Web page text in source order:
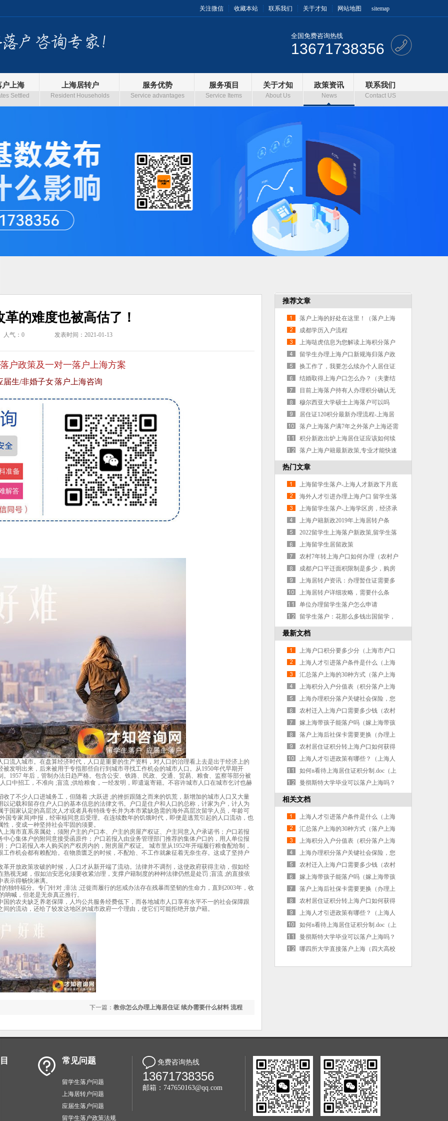
关注微信 收藏本站 联系我们 关于才知 网站地图 sitemap
全国免费咨询热线
13671738356
户上海
Settled
上海居转户
Resident Households
服务优势
Service advantages
服务项目
Service Items
关于才知
About Us
政策资讯
News
联系我们
Contact US
的难度也被高估了！
人气： 0 发表时间：2021-01-13
户政策及一对一落户上海方案
届生/非婚子女 落户上海咨询
流入城市。在盘算经济时代，人口是重要的生产资料，对人口的治理看上去是出于经济上的
明出来，后来被用于专指那些自行到城市寻找工作机会的城市人口。从1950年代早期开
1957 年后，管制办法日趋严格。包含公安、铁路、民政、交通、贸易、粮食、监察等部分被
口中招工，不准向 ;盲流 ;供给粮食，一经发明，即遣返寄籍。不容许城市人口在城市乞讨也赫
了不少人口进城务工，但随着 ;大跃进 ;的挫折跟随之而来的饥荒，新增加的城市人口又大量
记载和留存住户人口的基本信息的法律文书。户口是住户和人口的总称，计家为户，计人为
国家认定的高层次人才或者具有特殊专长并为本市紧缺急需的海外高层次留学人员，年龄可
专家局)申报，经审核同意后受理。在连续数年的饥饿时代，即便是逃荒引起的人口流动，也
，变成一种坚持社会牢固的须要。
海市直系亲属处，须附户主的户口本、户主的房屋产权证、户主同意入户承诺书；户口若报
心集体户的附同意接受函原件；户口若报入由业务管理部门推荐的集体户口的，用人单位报
户口若报入本人购买的产权房内的，附房屋产权证。 城市里从1952年开端履行粮食配给制，
作机会都有赖配给。在物质匮乏的时候，不配给、不工作就象征着无奈生存。这成了坚持户
开放政策攻破的时候，人口才从新开端了流动。法律并不调剂，这使政府获得主动，假如经
视无睹，假如治安恶化须要收紧治理，支撑户籍制度的种种法律仍然是处罚 ;盲流 ;的直接依
示得畅快淋漓。
独特福分。专门针对 ;非法 ;迁徙而履行的惩戒办法存在残暴而坚韧的生命力，直到2003年，收
喊，但老是无奈真正推行。
的农夫缺乏养老保障，人均公共服务经费低下，而各地城市人口享有水平不一的社会保障跟
的流动，还给了较发达地区的城市政府一个理由，使它们可能拒绝开放户籍。
下一篇： 教你怎么办理上海居住证 续办需要什么材料 流程
推荐文章
落户上海的好处在这里！（落户上海
的坏处）
成都学历入户流程
上海哒虎信息为您解读上海积分落户
评分标准（上海落户2026积分落户）
留学生办理上海户口新规海归落户政
策
换工作了，我要怎么续办个人居住证
积分？（换工作了工作居住证可以延
期嘛）
结婚取得上海户口怎么办？（夫妻结
婚上海户口怎么获得）
目前上海落户持有人办理积分确认无
需现场提交书面材料
穆尔西亚大学硕士上海落户可以吗
（穆尔西呀大学）
居住证120积分最新办理流程-上海居
住证办理
落户上海落户满7年之外落户上海还需
要哪些条件？
积分新政出炉上海居住证应该如何续
办具体条件和办理流程及攻
落户上海户籍最新政策,专业才能快速
落户上海户籍
热门文章
上海留学生落户-上海人才新政下月底
公布 居住证最快两
海外人才引进办理上海户口 留学生落
户上海2018
上海留学生落户-上海学区房，经济承
受不了怎么办？
上海户籍新政2019年上海居转户条
件，最全解读在这里！
2022留学生上海落户新政策,留学生落
户上海看这里！
上海留学生居留政策
农村7年转上海户口如何办理（农村户
口转到上海）
成都户口平迁面积限制是多少，购房
入户条件是什么
上海居转户资讯：办理暂住证需要多
长时间？照片格式要求是什么？
上海居转户详细攻略，需要什么条
件？如何准备材料？
单位办理留学生落户怎么申请
留学生落户：花那么多钱出国留学，
为什么外语还是一塌糊涂
最新文档
上海户口积分要多少分（上海市户口
积分政策）
上海人才引进落户条件是什么（上海
人才引进落户条件是什么样的）
汇总落户上海的30种方式（落户上海
的三种方案）
上海积分入户分值表（积分落户上海
积分表）
上海办理积分落户关键社会保险，您
了解吗？（上海积分落户办理流程）
农村迁入上海户口需要多少钱（农村
迁入上海户口需要多少钱一个月）
嫁上海带孩子能落户吗（嫁上海带孩
子能落户吗现在）
落户上海后社保卡需要更换（办理上
海户口后社保卡需要更换吗）
农村居住证积分转上海户口如何获得
（上海市居住证积分转落户）
上海人才引进政策有哪些？（上海人
才引进的条件是啥）
如何n看待上海居住证积分制.doc（上
海 居住证积分）
曼彻斯特大学毕业可以落户上海吗？
（曼彻斯特大学毕业可以落户上海吗
现在）
相关文档
上海人才引进落户条件是什么（上海
人才引进落户条件是什么样的）
汇总落户上海的30种方式（落户上海
的三种方案）
上海积分入户分值表（积分落户上海
积分表）
上海办理积分落户关键社会保险，您
了解吗？（上海积分落户办理流程）
农村迁入上海户口需要多少钱（农村
迁入上海户口需要多少钱一个月）
嫁上海带孩子能落户吗（嫁上海带孩
子能落户吗现在）
落户上海后社保卡需要更换（办理上
海户口后社保卡需要更换吗）
农村居住证积分转上海户口如何获得
（上海市居住证积分转落户）
上海人才引进政策有哪些？（上海人
才引进的条件是啥）
如何n看待上海居住证积分制.doc（上
海 居住证积分）
曼彻斯特大学毕业可以落户上海吗？
（曼彻斯特大学毕业可以落户上海吗
哪四所大学直接落户上海（四大高校
常见问题
留学生落户问题
上海居转户问题
应届生落户问题
留学生落户政策法规
免费咨询热线
13671738356
邮箱：747650163@qq.com